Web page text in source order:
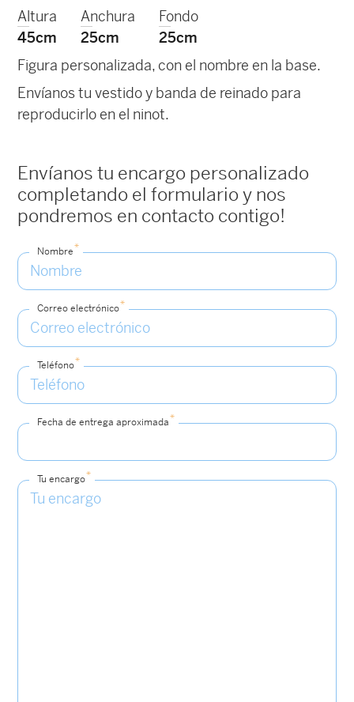
Altura
45cm
Anchura
25cm
Fondo
25cm
Figura personalizada, con el nombre en la base.
Envíanos tu vestido y banda de reinado para
reproducirlo en el ninot.
Envíanos tu encargo personalizado
completando el formulario y nos
pondremos en contacto contigo!
Nombre*
Correo electrónico*
Teléfono*
Fecha de entrega aproximada*
Tu encargo*